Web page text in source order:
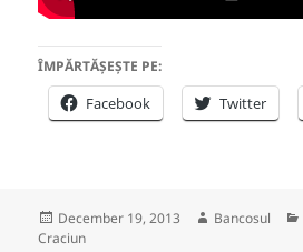
ÎMPĂRTĂȘEȘTE PE:
Facebook Twitter
Posted
on
December 19, 2013 Author
Bancosul
Craciun